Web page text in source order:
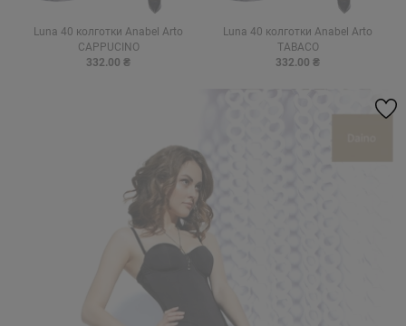
Luna 40 колготки Anabel Arto
CAPPUCINO
332.00 ₴
Luna 40 колготки Anabel Arto
TABACO
332.00 ₴